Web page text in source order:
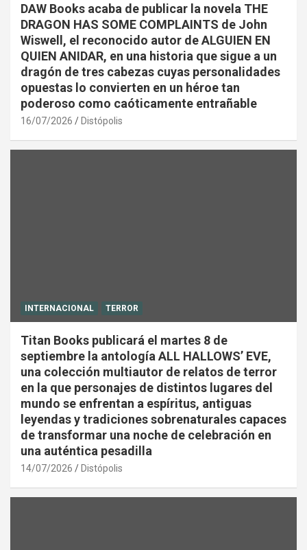
DAW Books acaba de publicar la novela THE
DRAGON HAS SOME COMPLAINTS de John
Wiswell, el reconocido autor de ALGUIEN EN
QUIEN ANIDAR, en una historia que sigue a un
dragón de tres cabezas cuyas personalidades
opuestas lo convierten en un héroe tan
poderoso como caóticamente entrañable
16/07/2026 Distópolis
INTERNACIONAL TERROR
Titan Books publicará el martes 8 de
septiembre la antología ALL HALLOWS’ EVE,
una colección multiautor de relatos de terror
en la que personajes de distintos lugares del
mundo se enfrentan a espíritus, antiguas
leyendas y tradiciones sobrenaturales capaces
de transformar una noche de celebración en
una auténtica pesadilla
14/07/2026 Distópolis